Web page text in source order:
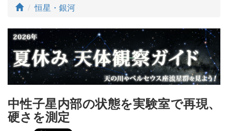
ト
プ
恒星・銀河
中性子星内部の状態を実験室で再現、
硬さを測定